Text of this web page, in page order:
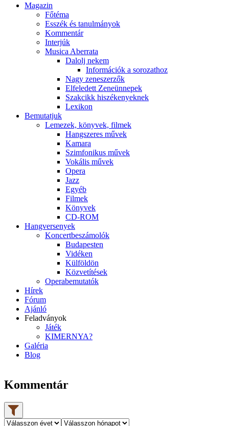
Magazin
Főtéma
Esszék és tanulmányok
Kommentár
Interjúk
Musica Aberrata
Dalolj nekem
Információk a sorozathoz
Nagy zeneszerzők
Elfeledett Zeneünnepek
Szakcikk hiszékenyeknek
Lexikon
Bemutatjuk
Lemezek, könyvek, filmek
Hangszeres művek
Kamara
Szimfonikus művek
Vokális művek
Opera
Jazz
Egyéb
Filmek
Könyvek
CD-ROM
Hangversenyek
Koncertbeszámolók
Budapesten
Vidéken
Külföldön
Közvetítések
Operabemutatók
Hírek
Fórum
Ajánló
Feladványok
Játék
KIMERNYA?
Galéria
Blog
Kommentár
